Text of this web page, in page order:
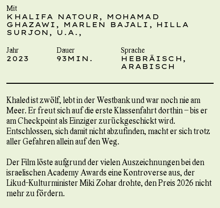
Mit
KHALIFA NATOUR, MOHAMAD
GHAZAWI, MARLEN BAJALI, HILLA
SURJON, U.A.,
Jahr
2023
Dauer
93MIN.
Sprache
HEBRÄISCH,
ARABISCH
Khaled ist zwölf, lebt in der Westbank und war noch nie am
Meer. Er freut sich auf die erste Klassenfahrt dorthin – bis er
am Checkpoint als Einziger zurückgeschickt wird.
Entschlossen, sich damit nicht abzufinden, macht er sich trotz
aller Gefahren allein auf den Weg.
Der Film löste aufgrund der vielen Auszeichnungen bei den
israelischen Academy Awards eine Kontroverse aus, der
Likud-Kulturminister Miki Zohar drohte, den Preis 2026 nicht
mehr zu fördern.